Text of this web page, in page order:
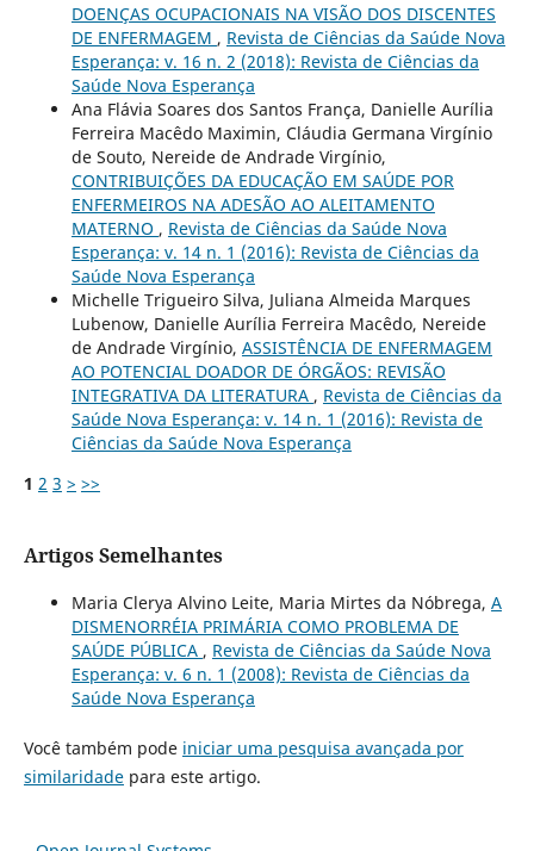
DOENÇAS OCUPACIONAIS NA VISÃO DOS DISCENTES
DE ENFERMAGEM , Revista de Ciências da Saúde Nova
Esperança: v. 16 n. 2 (2018): Revista de Ciências da
Saúde Nova Esperança
Ana Flávia Soares dos Santos França, Danielle Aurília
Ferreira Macêdo Maximin, Cláudia Germana Virgínio
de Souto, Nereide de Andrade Virgínio,
CONTRIBUIÇÕES DA EDUCAÇÃO EM SAÚDE POR
ENFERMEIROS NA ADESÃO AO ALEITAMENTO
MATERNO , Revista de Ciências da Saúde Nova
Esperança: v. 14 n. 1 (2016): Revista de Ciências da
Saúde Nova Esperança
Michelle Trigueiro Silva, Juliana Almeida Marques
Lubenow, Danielle Aurília Ferreira Macêdo, Nereide
de Andrade Virgínio, ASSISTÊNCIA DE ENFERMAGEM
AO POTENCIAL DOADOR DE ÓRGÃOS: REVISÃO
INTEGRATIVA DA LITERATURA , Revista de Ciências da
Saúde Nova Esperança: v. 14 n. 1 (2016): Revista de
Ciências da Saúde Nova Esperança
1 2 3 > >>
Artigos Semelhantes
Maria Clerya Alvino Leite, Maria Mirtes da Nóbrega, A
DISMENORRÉIA PRIMÁRIA COMO PROBLEMA DE
SAÚDE PÚBLICA , Revista de Ciências da Saúde Nova
Esperança: v. 6 n. 1 (2008): Revista de Ciências da
Saúde Nova Esperança
Você também pode iniciar uma pesquisa avançada por
similaridadepara este artigo.